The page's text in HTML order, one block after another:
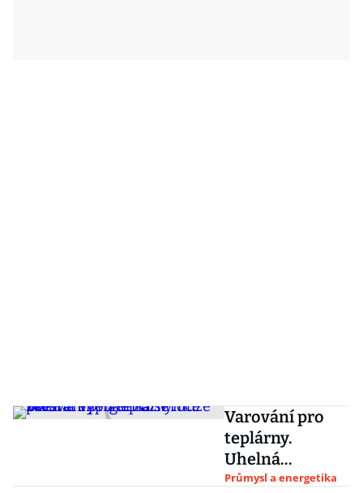
Varování pro
teplárny.
Uhelná
energetika se
Průmysl a energetika